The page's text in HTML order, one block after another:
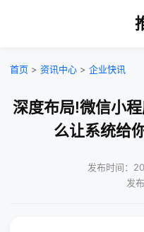
首页 > 资讯中心 > 企业快讯
深度布局!微信小
么让系统给
发布时间：
发